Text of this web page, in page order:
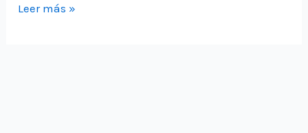
Actualización
Leer más »